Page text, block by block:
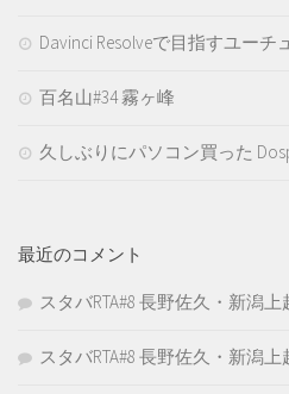
Davinci Resolveで目指すユー
百名山#34 霧ヶ峰
久しぶりにパソコン買った
最近のコメント
スタバRTA#8 長野佐久・新潟
スタバRTA#8 長野佐久・新潟